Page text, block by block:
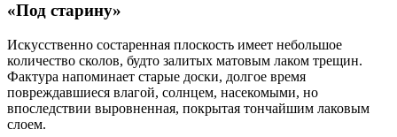
«Под старину»
Искусственно состаренная плоскость имеет небольшое
количество сколов, будто залитых матовым лаком трещин.
Фактура напоминает старые доски, долгое время
повреждавшиеся влагой, солнцем, насекомыми, но
впоследствии выровненная, покрытая тончайшим лаковым
слоем.